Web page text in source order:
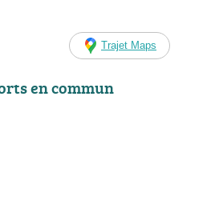
Trajet Maps
en commun